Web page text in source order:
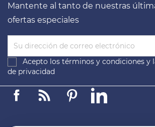
Mantente al tanto de nuestras
ofertas especiales
Acepto los términos y condiciones y
de privacidad
FacebookLinkedinPinterest